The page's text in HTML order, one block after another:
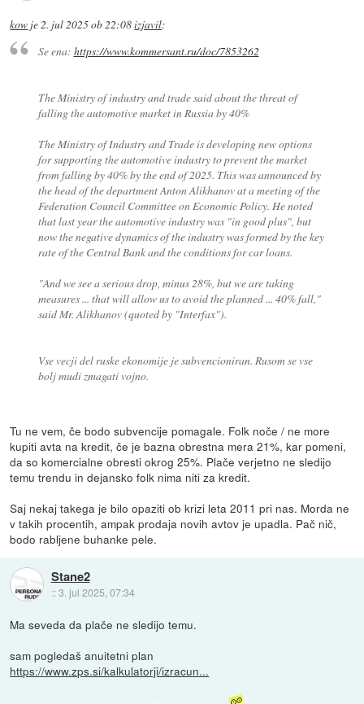
kow je2. jul 2025 ob 22:08izjavil:
Se ena: https://www.kommersant.ru/doc/7853262
The Ministry of industry and trade said about the threat of
falling the automotive market in Russia by 40%
The Ministry of Industry and Trade is developing new options
for supporting the automotive industry to prevent the market
from falling by 40% by the end of 2025. This was announced by
the head of the department Anton Alikhanov at a meeting of the
Federation Council Committee on Economic Policy. He noted
that last year the automotive industry was "in good plus", but
now the negative dynamics of the industry was formed by the key
rate of the Central Bank and the conditions for car loans.
"And we see a serious drop, minus 28%, but we are taking
measures ... that will allow us to avoid the planned ... 40% fall,"
said Mr. Alikhanov (quoted by "Interfax").
Vse vecji del ruske ekonomije je subvencioniran. Rusom se vse
bolj mudi zmagati vojno.
Tu ne vem, če bodo subvencije pomagale. Folk noče / ne more
kupiti avta na kredit, če je bazna obrestna mera 21%, kar pomeni,
da so komercialne obresti okrog 25%. Plače verjetno ne sledijo
temu trendu in dejansko folk nima niti za kredit.
Saj nekaj takega je bilo opaziti ob krizi leta 2011 pri nas. Morda ne
v takih procentih, ampak prodaja novih avtov je upadla. Pač nič,
bodo rabljene buhanke pele.
Stane2
::3. jul 2025, 07:34
Ma seveda da plače ne sledijo temu.
sam pogledaš anuitetni plan
https://www.zps.si/kalkulatorji/izracun...